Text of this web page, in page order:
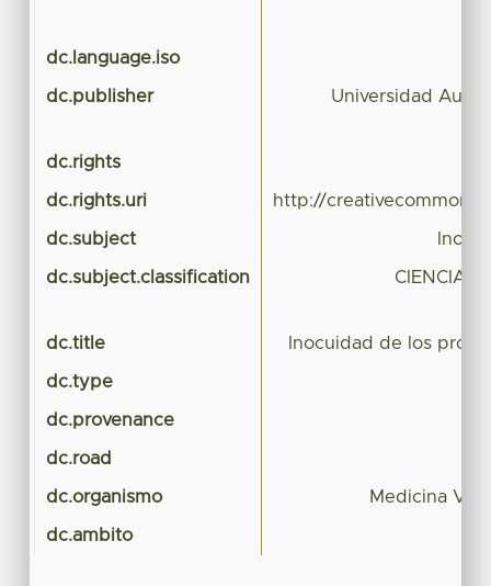
dc.language.iso
dc.publisher Universidad
dc.rights
dc.rights.uri http://
dc.subject
dc.subject.classification CIENCIAS
dc.title Inocuidad de los
dc.type
dc.provenance
dc.road
dc.organismo Medicina
dc.ambito